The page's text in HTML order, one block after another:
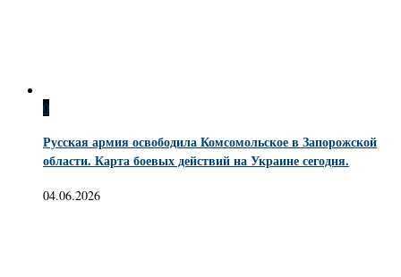
0
Русская армия освободила Комсомольское в Запорожской
области. Карта боевых действий на Украине сегодня.
04.06.2026